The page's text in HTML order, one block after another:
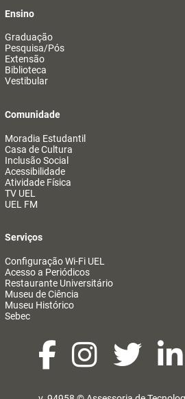
Ensino
Graduação
Pesquisa/Pós
Extensão
Biblioteca
Vestibular
Comunidade
Moradia Estudantil
Casa de Cultura
Inclusão Social
Acessibilidade
Atividade Física
TV UEL
UEL FM
Serviços
Configuração Wi-Fi UEL
Acesso a Periódicos
Restaurante Universitário
Museu de Ciência
Museu Histórico
Sebec